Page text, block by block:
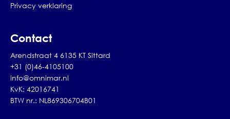
Privacy verklaring
Contact
Arendstraat 4 6135 KT Sittard
+31 (0)46-4105100
info@omnimar.nl
KvK: 42016741
BTW nr.: NL869306704B01